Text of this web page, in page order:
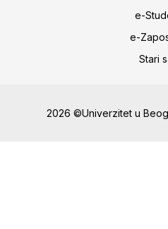
e-
e-
Stari
2026 ©Univerzitet u